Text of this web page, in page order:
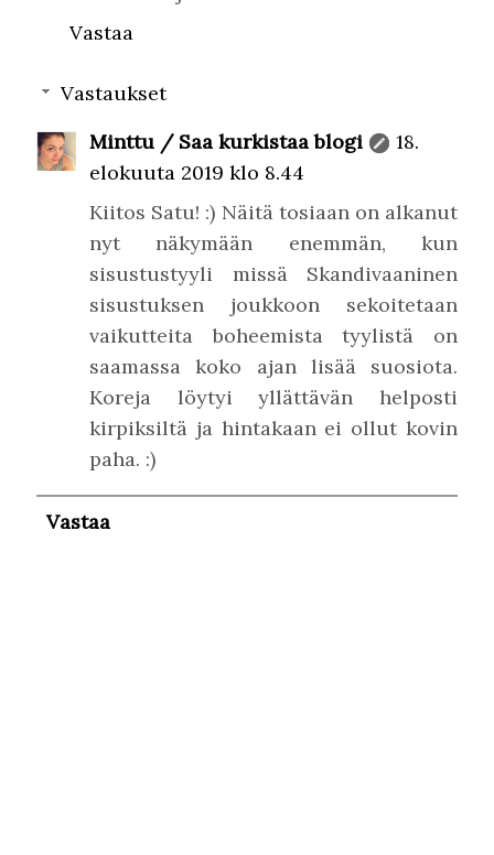
Vastaa
Vastaukset
Minttu / Saa kurkistaa blogi
18.
elokuuta 2019 klo 8.44
Kiitos Satu! :) Näitä tosiaan on alkanut
nyt näkymään enemmän, kun
sisustustyyli missä Skandivaaninen
sisustuksen joukkoon sekoitetaan
vaikutteita boheemista tyylistä on
saamassa koko ajan lisää suosiota.
Koreja löytyi yllättävän helposti
kirpiksiltä ja hintakaan ei ollut kovin
paha. :)
Vastaa